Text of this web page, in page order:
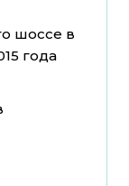
шоссе в
года